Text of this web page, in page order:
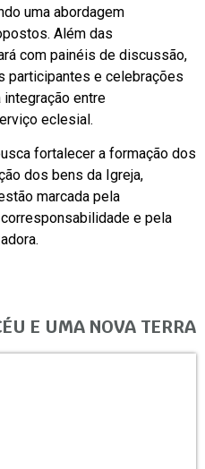
uma abordagem
Além das
com painéis de discussão,
participantes e celebrações
entre
eclesial.
fortalecer a formação dos
dos bens da Igreja,
marcada pela
e pela
E UMA NOVA TERRA